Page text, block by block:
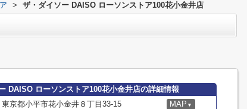
> ザ・ダイソー DAISO ローソンストア100花小金井店
DAISO ローソンストア100花小金井店の詳細情報
東京都小平市花小金井８丁目33-15 MAP ▼